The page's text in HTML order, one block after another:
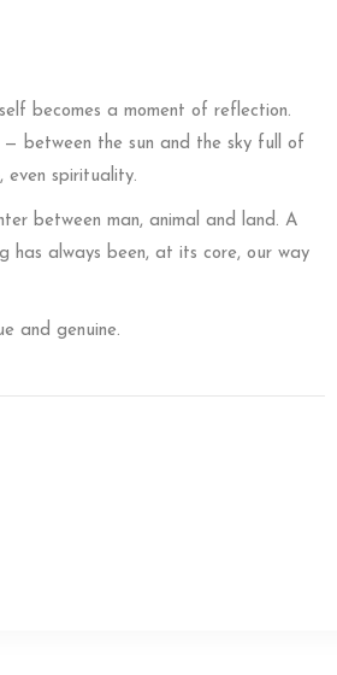
becomes a moment of reflection.
— between the sun and the sky full of
even spirituality.
between man, animal and land. A
has always been, at its core, our way
and genuine.